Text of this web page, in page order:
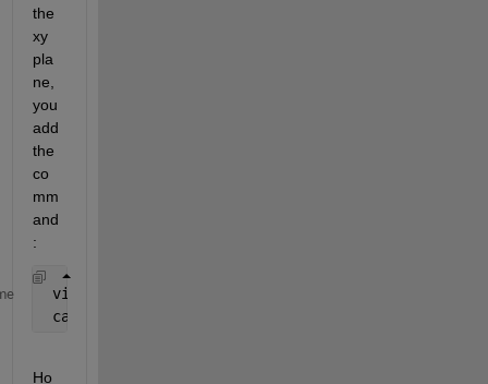
the
xy
pla
ne,
you
add
the
co
mm
and
:
view(0,90)
camva(7)
Ho